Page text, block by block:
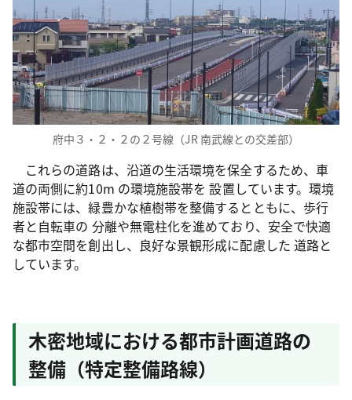
府中３・２・２の２号線（JR 南武線との交差部）
これらの道路は、沿道の生活環境を保全するため、車
道の両側に約10m の環境施設帯を 設置しています。環境
施設帯には、緑豊かな植樹帯を整備するとともに、歩行
者と自転車の 分離や無電柱化を進めており、安全で快適
な都市空間を創出し、良好な景観形成に配慮した 道路と
しています。
木密地域における都市計画道路の
整備（特定整備路線）